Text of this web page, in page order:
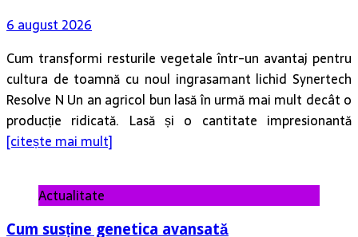
6 august 2026
Cum transformi resturile vegetale într-un avantaj pentru
cultura de toamnă cu noul ingrasamant lichid Synertech
Resolve N Un an agricol bun lasă în urmă mai mult decât o
producție ridicată. Lasă și o cantitate impresionantă
[citește mai mult]
Actualitate
Cum susține genetica avansată